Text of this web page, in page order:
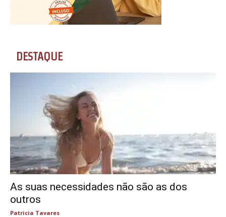
DESTAQUE
As suas necessidades não são as dos
outros
Patricia Tavares